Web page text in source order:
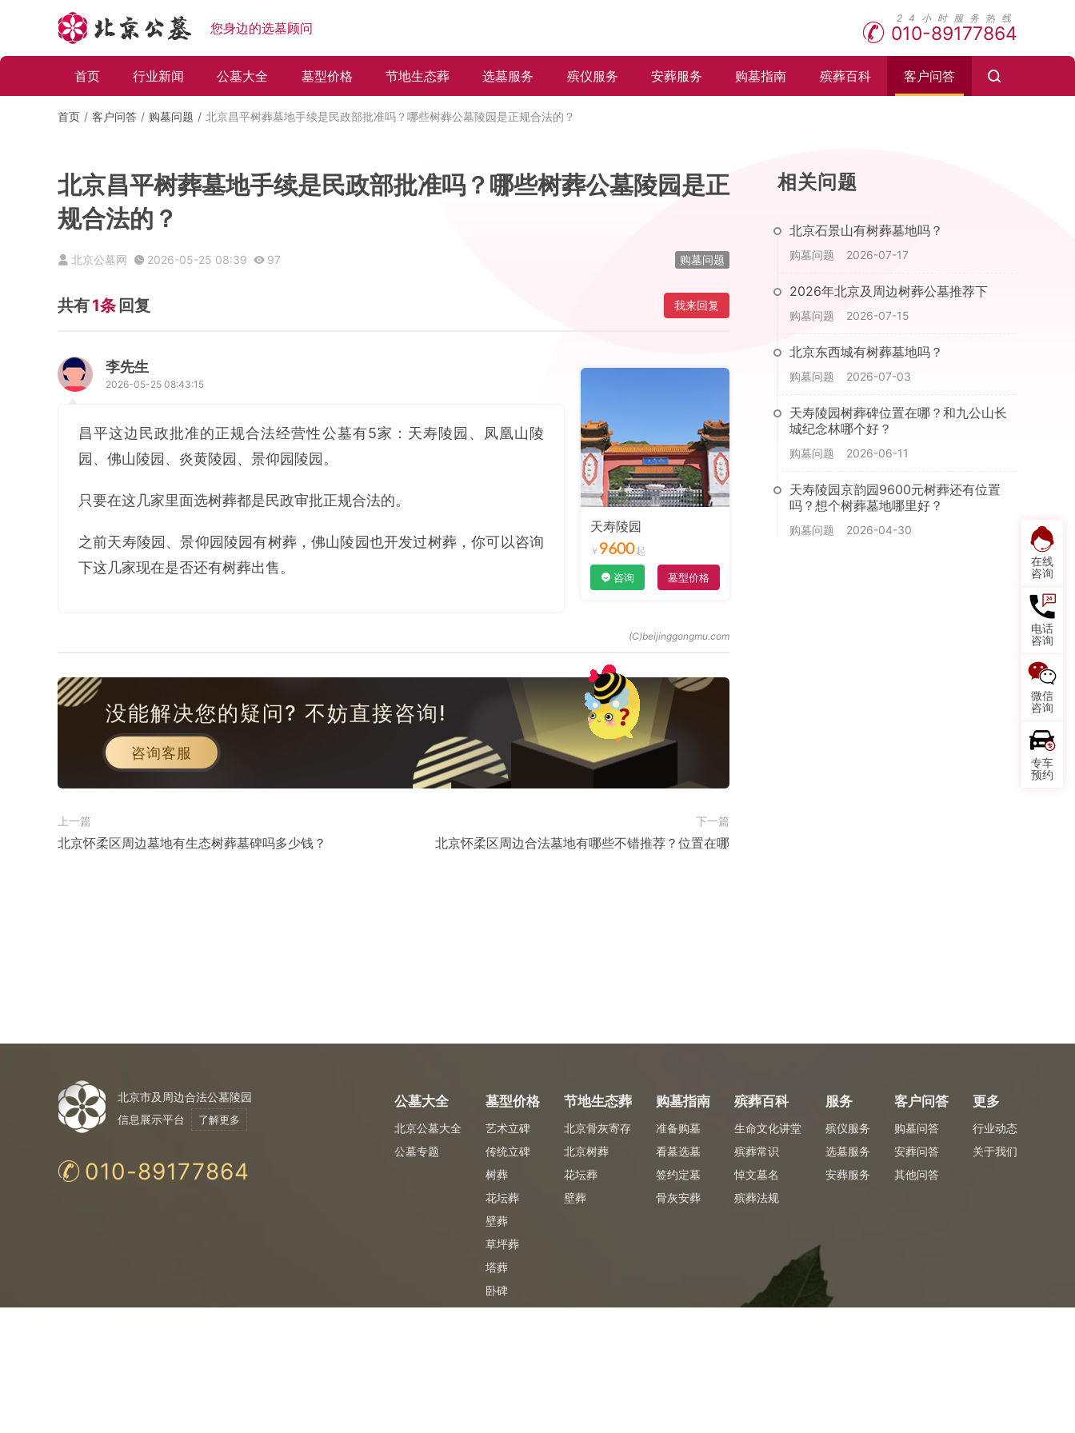
您身边的选墓顾问 010-89177864
首页 行业新闻 公墓大全 墓型价格 节地生态葬 选墓服务 殡仪服务 安葬服务 购墓指南 殡葬百科 客户问答
在线
咨询
电话
咨询
微信
咨询
专车
预约
首页 客户问答 购墓问题 北京昌平树葬墓地手续是民政部批准吗？哪些树葬公墓陵园是正规合法的？
北京昌平树葬墓地手续是民政部批准吗？哪些树葬公墓陵园是正
规合法的？
北京公墓网 2026-05-25 08:39 97 购墓问题
共有1条 回复 我来回复
李先生
2026-05-25 08:43:15
昌平这边民政批准的正规合法经营性公墓有5家：天寿陵园、凤凰山陵
园、佛山陵园、炎黄陵园、景仰园陵园。
只要在这几家里面选树葬都是民政审批正规合法的。
之前天寿陵园、景仰园陵园有树葬，佛山陵园也开发过树葬，你可以咨询
下这几家现在是否还有树葬出售。
天寿陵园
9600
咨询 墓型价格
没能解决您的疑问? 不妨直接咨询!
咨询客服
上一篇
北京怀柔区周边墓地有生态树葬墓碑吗多少钱？
下一篇
北京怀柔区周边合法墓地有哪些不错推荐？位置在哪
相关问题
北京石景山有树葬墓地吗？
购墓问题 2026-07-17
2026年北京及周边树葬公墓推荐下
购墓问题 2026-07-15
北京东西城有树葬墓地吗？
购墓问题 2026-07-03
天寿陵园树葬碑位置在哪？和九公山长
城纪念林哪个好？
购墓问题 2026-06-11
天寿陵园京韵园9600元树葬还有位置
吗？想个树葬墓地哪里好？
购墓问题 2026-04-30
北京市及周边合法公墓陵园
信息展示平台
了解更多
010-89177864
公墓大全
北京公墓大全
公墓专题
墓型价格
艺术立碑
传统立碑
树葬
花坛葬
壁葬
草坪葬
塔葬
卧碑
节地生态葬
北京骨灰寄存
北京树葬
花坛葬
壁葬
购墓指南
准备购墓
看墓选墓
签约定墓
骨灰安葬
殡葬百科
生命文化讲堂
殡葬常识
悼文墓名
殡葬法规
服务
殡仪服务
选墓服务
安葬服务
客户问答
购墓问答
安葬问答
其他问答
更多
行业动态
关于我们